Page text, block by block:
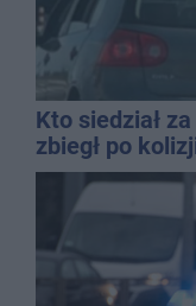
Kto siedział
zbiegł po